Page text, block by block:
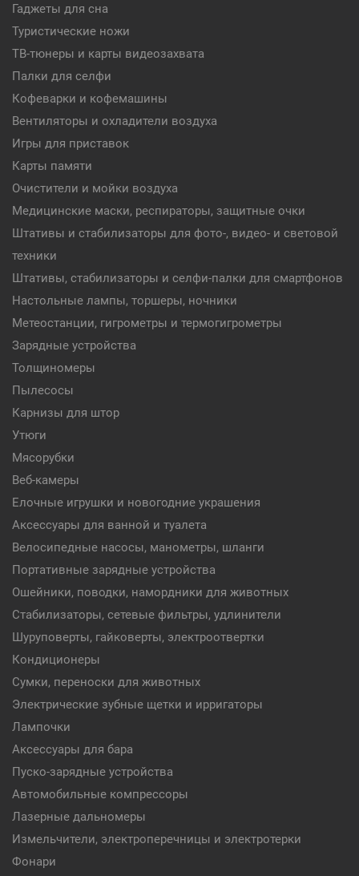
Гаджеты для сна
Туристические ножи
ТВ-тюнеры и карты видеозахвата
Палки для селфи
Кофеварки и кофемашины
Вентиляторы и охладители воздуха
Игры для приставок
Карты памяти
Очистители и мойки воздуха
Медицинские маски, респираторы, защитные очки
Штативы и стабилизаторы для фото-, видео- и световой
техники
Штативы, стабилизаторы и селфи-палки для смартфонов
Настольные лампы, торшеры, ночники
Метеостанции, гигрометры и термогигрометры
Зарядные устройства
Толщиномеры
Пылесосы
Карнизы для штор
Утюги
Мясорубки
Веб-камеры
Елочные игрушки и новогодние украшения
Аксессуары для ванной и туалета
Велосипедные насосы, манометры, шланги
Портативные зарядные устройства
Ошейники, поводки, намордники для животных
Стабилизаторы, сетевые фильтры, удлинители
Шуруповерты, гайковерты, электроотвертки
Кондиционеры
Сумки, переноски для животных
Электрические зубные щетки и ирригаторы
Лампочки
Аксессуары для бара
Пуско-зарядные устройства
Автомобильные компрессоры
Лазерные дальномеры
Измельчители, электроперечницы и электротерки
Фонари